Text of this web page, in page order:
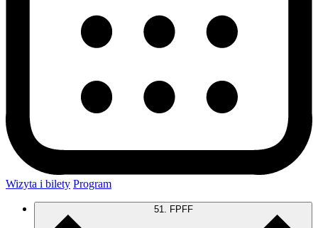
Wizyta i bilety Program
51. FPFF